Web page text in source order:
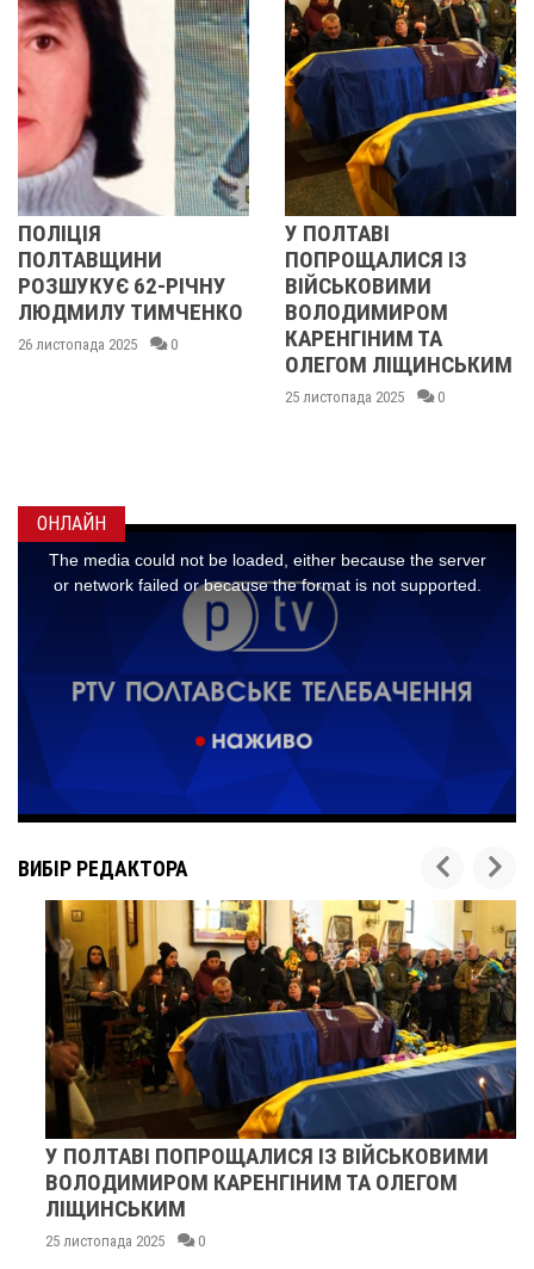
РІЧНУ
0
ПОПРОЩАЛИСЯ ІЗ
ВІЙСЬКОВИМИ
ВОЛОДИМИРОМ
КАРЕНГІНИМ ТА
ОЛЕГОМ ЛІЩИНСЬКИМ
0
БІЙЦЯМИ
ІВАЩЕНКОМ,
ДМИТРОМ
ОНЛАЙН
ВИБІР РЕДАКТОРА
У ПОЛТАВІ ПОПРОЩАЛИСЯ ІЗ ВІЙСЬКОВИМИ
ВОЛОДИМИРОМ КАРЕНГІНИМ ТА ОЛЕГОМ
ЛІЩИНСЬКИМ
25 листопада 2025